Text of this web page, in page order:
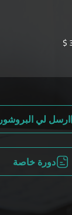
ارسل لي البروشور
دورة خاصة